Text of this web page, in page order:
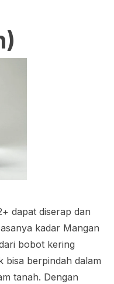
dapat diserap dan
kadar Mangan
bobot kering
bisa berpindah dalam
tanah. Dengan